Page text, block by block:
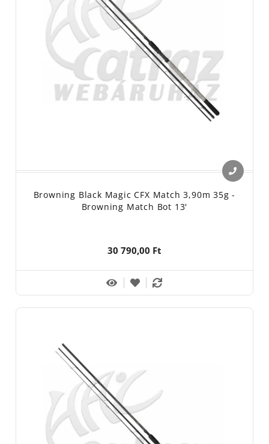
Browning Black Magic CFX Match 3,90m 35g -
Browning Match Bot 13'
30 790,00 Ft